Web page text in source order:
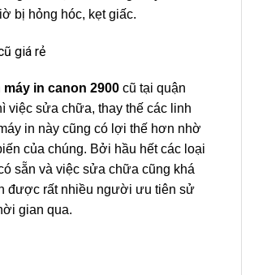
bị hỏng hóc, kẹt giấc.
giá rẻ
máy in canon 2900 cũ tại quận
việc sửa chữa, thay thế các linh
in này cũng có lợi thế hơn nhờ
của chúng. Bởi hầu hết các loại
sẵn và việc sửa chữa cũng khá
được rất nhiều người ưu tiên sử
gian qua.